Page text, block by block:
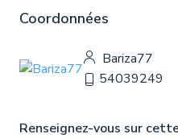
Coordonnées
Bariza77
54039249
Renseignez-vous sur